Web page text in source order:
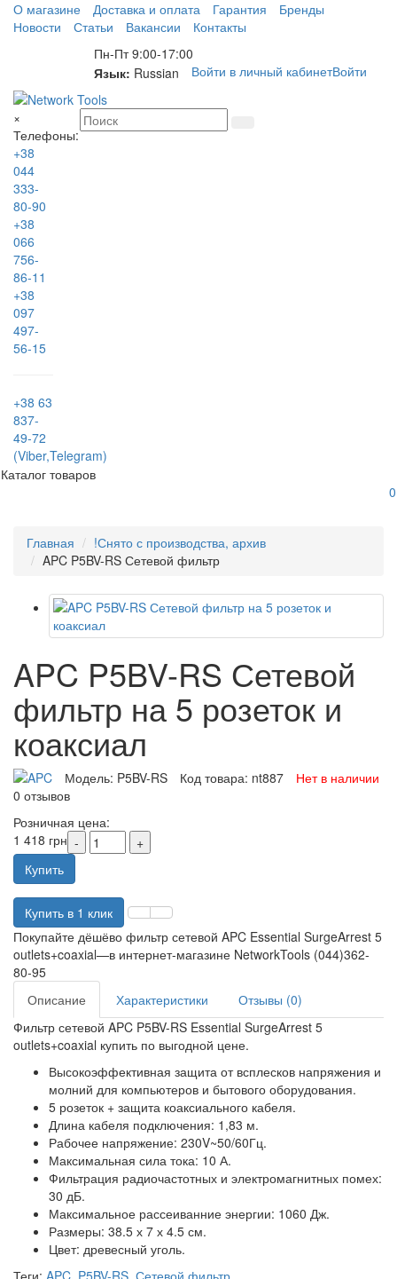
О магазине Доставка и оплата Гарантия
Бренды
Новости
Статьи Вакансии
Контакты
Пн-Пт 9:00-17:00
Язык: Russian Войти в личный кабинетВойти
×
Телефоны:
+38
044
333-
80-90
+38
066
756-
86-11
+38
097
497-
56-15
+38 63
837-
49-72
(Viber,Telegram)
Каталог товаров
0
Главная
!Снято с производства, архив
APC P5BV-RS Сетевой фильтр
APC P5BV-RS Сетевой
фильтр на 5 розеток и
коаксиал
Модель: P5BV-RS Код товара: nt887
Нет в наличии
0 отзывов
Розничная цена:
1 418 грн
Купить
Купить в 1 клик
Покупайте дёшёво фильтр сетевой APC Essential SurgeArrest 5
outlets+coaxial—в интернет-магазине NetworkTools (044)362-
80-95
Описание
Характеристики
Отзывы (0)
Фильтр сетевой APC P5BV-RS Essential SurgeArrest 5
outlets+coaxial купить по выгодной цене.
Высокоэффективная защита от всплесков напряжения и
молний для компьютеров и бытового оборудования.
5 розеток + защита коаксиального кабеля.
Длина кабеля подключения: 1,83 м.
Рабочее напряжение: 230V~50/60Гц.
Максимальная сила тока: 10 А.
Фильтрация радиочастотных и электромагнитных помех:
30 дБ.
Максимальное рассеиванние энергии: 1060 Дж.
Размеры: 38.5 х 7 х 4.5 см.
Цвет: древесный уголь.